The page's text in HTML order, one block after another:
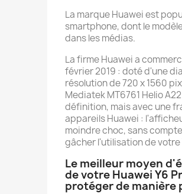
La marque Huawei est
smartphone, dont le
dans les médias.
La firme Huawei a
février 2019 : doté d'une
résolution de 720 x 1560
Mediatek MT6761 Helio
définition, mais avec une
appareils Huawei :
moindre choc, sans
gâcher l'utilisation de votre
Le meilleur moyen
de votre Huawei Y6
protéger de manière